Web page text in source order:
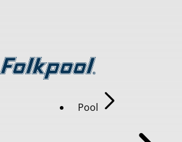
Pool